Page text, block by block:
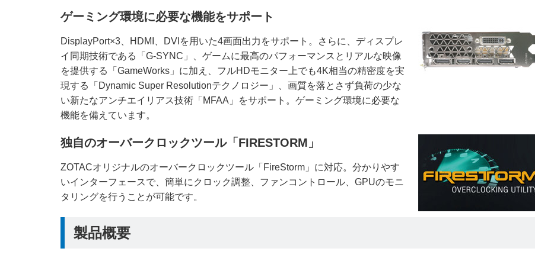
ゲーミング環境に必要な機能をサポート
DisplayPort×3、HDMI、DVIを用いた4画面出力をサポート。さらに、ディスプレ
イ同期技術である「G-SYNC」、ゲームに最高のパフォーマンスとリアルな映像
を提供する「GameWorks」に加え、フルHDモニター上でも4K相当の精密度を実
現する「Dynamic Super Resolutionテクノロジー」、画質を落とさず負荷の少な
い新たなアンチエイリアス技術「MFAA」をサポート。ゲーミング環境に必要な
機能を備えています。
独自のオーバークロックツール「FIRESTORM」
ZOTACオリジナルのオーバークロックツール「FireStorm」に対応。分かりやす
いインターフェースで、簡単にクロック調整、ファンコントロール、GPUのモニ
タリングを行うことが可能です。
製品概要